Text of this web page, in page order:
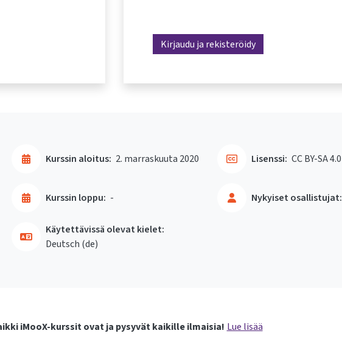
Kirjaudu ja rekisteröidy
Kurssin aloitus: 2. marraskuuta 2020
Kurssin loppu: - Nykyiset osallistujat:
Lisenssi: CC BY-SA 4.0
Käytettävissä olevat kielet:
Deutsch ‎(de)‎
iMooX-kurssit ovat ja pysyvät kaikille ilmaisia! Lue lisää